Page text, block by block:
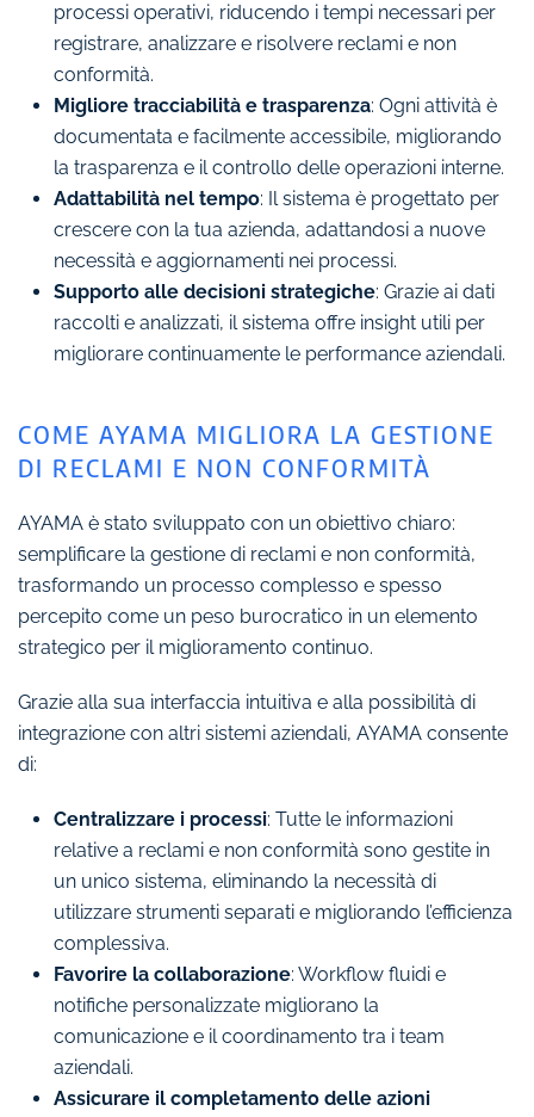
processi operativi, riducendo i tempi necessari per
registrare, analizzare e risolvere reclami e non
conformità.
Migliore tracciabilità e trasparenza: Ogni attività è
documentata e facilmente accessibile, migliorando
la trasparenza e il controllo delle operazioni interne.
Adattabilità nel tempo: Il sistema è progettato per
crescere con la tua azienda, adattandosi a nuove
necessità e aggiornamenti nei processi.
Supporto alle decisioni strategiche: Grazie ai dati
raccolti e analizzati, il sistema offre insight utili per
migliorare continuamente le performance aziendali.
COME AYAMA MIGLIORA LA GESTIONE
DI RECLAMI E NON CONFORMITÀ
AYAMA è stato sviluppato con un obiettivo chiaro:
semplificare la gestione di reclami e non conformità,
trasformando un processo complesso e spesso
percepito come un peso burocratico in un elemento
strategico per il miglioramento continuo.
Grazie alla sua interfaccia intuitiva e alla possibilità di
integrazione con altri sistemi aziendali, AYAMA consente
di:
Centralizzare i processi: Tutte le informazioni
relative a reclami e non conformità sono gestite in
un unico sistema, eliminando la necessità di
utilizzare strumenti separati e migliorando l’efficienza
complessiva.
Favorire la collaborazione: Workflow fluidi e
notifiche personalizzate migliorano la
comunicazione e il coordinamento tra i team
aziendali.
Assicurare il completamento delle azioni